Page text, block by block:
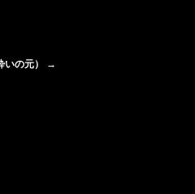
の元） →